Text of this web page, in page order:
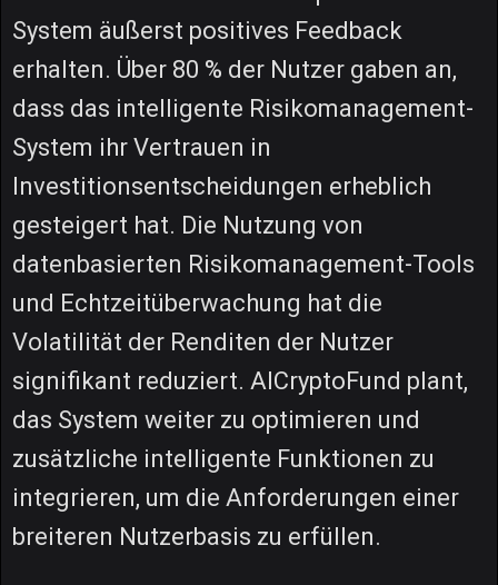
System äußerst positives Feedback
erhalten. Über 80 % der Nutzer gaben an,
dass das intelligente Risikomanagement-
System ihr Vertrauen in
Investitionsentscheidungen erheblich
gesteigert hat. Die Nutzung von
datenbasierten Risikomanagement-Tools
und Echtzeitüberwachung hat die
Volatilität der Renditen der Nutzer
signifikant reduziert. AICryptoFund plant,
das System weiter zu optimieren und
zusätzliche intelligente Funktionen zu
integrieren, um die Anforderungen einer
breiteren Nutzerbasis zu erfüllen.